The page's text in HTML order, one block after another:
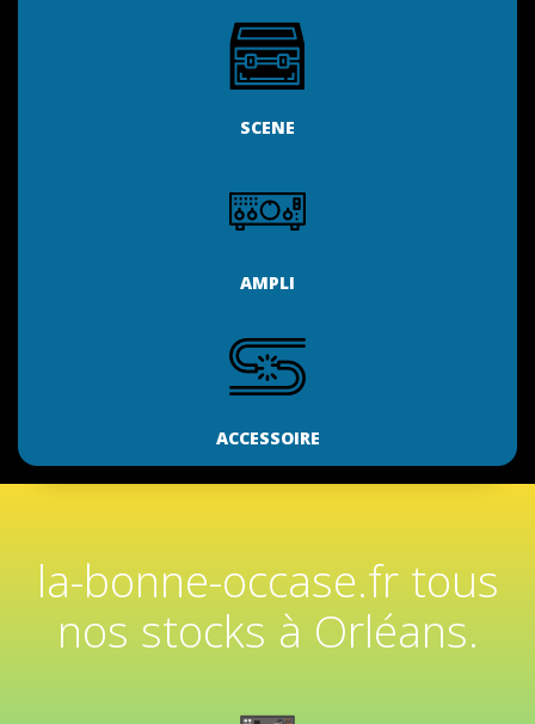
SCENE
AMPLI
ACCESSOIRE
la-bonne-occase.fr tous
nos stocks à Orléans.